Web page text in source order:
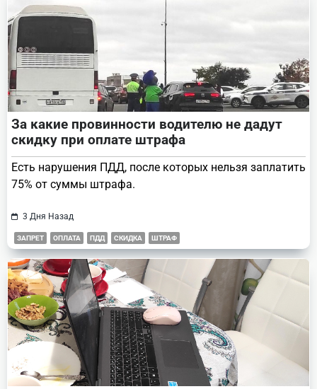
За какие провинности водителю не дадут
скидку при оплате штрафа
Есть нарушения ПДД, после которых нельзя заплатить
75% от суммы штрафа.
3 Дня Назад
ЗАПРЕТ ОПЛАТА ПДД СКИДКА ШТРАФ